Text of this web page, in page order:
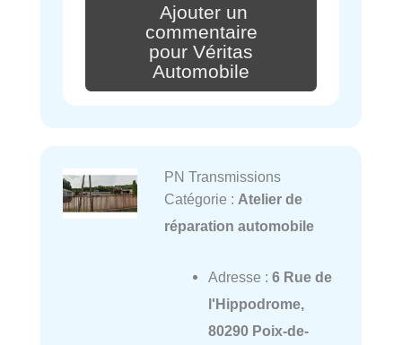
Ajouter un
commentaire
pour Véritas
Automobile
PN Transmissions
Catégorie : Atelier de
réparation automobile
Adresse : 6 Rue de
l'Hippodrome,
80290 Poix-de-